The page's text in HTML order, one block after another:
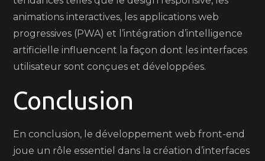
animations interactives, les applications web
progressives (PWA) et l’intégration d’intelligence
artificielle influencent la façon dont les interfaces
utilisateur sont conçues et développées.
Conclusion
En conclusion, le développement web front-end
joue un rôle essentiel dans la création d’interfaces